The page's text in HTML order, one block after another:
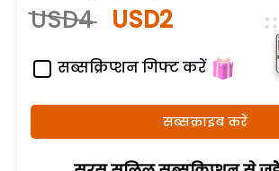
USD4 USD2
सब्सक्रिप्शन गिफ्ट करें
सब्सक्राइब करें